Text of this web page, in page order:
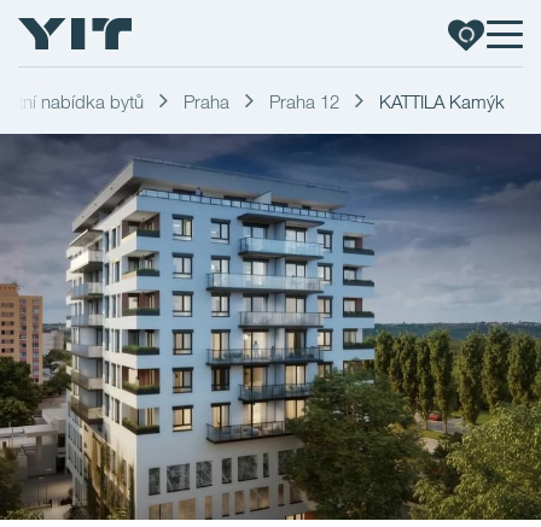
nabídka bytů Praha Praha 12 KATTILA Kamýk